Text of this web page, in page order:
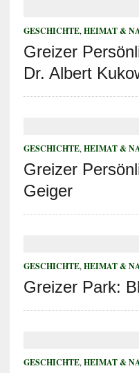
GESCHICHTE, HEIMAT &
Greizer
Dr. Albert
GESCHICHTE, HEIMAT &
Greizer
Geiger
GESCHICHTE, HEIMAT &
Greizer Park:
GESCHICHTE, HEIMAT &